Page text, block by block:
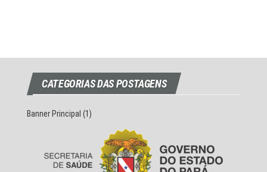
CATEGORIAS DAS POSTAGENS
Banner Principal (1)